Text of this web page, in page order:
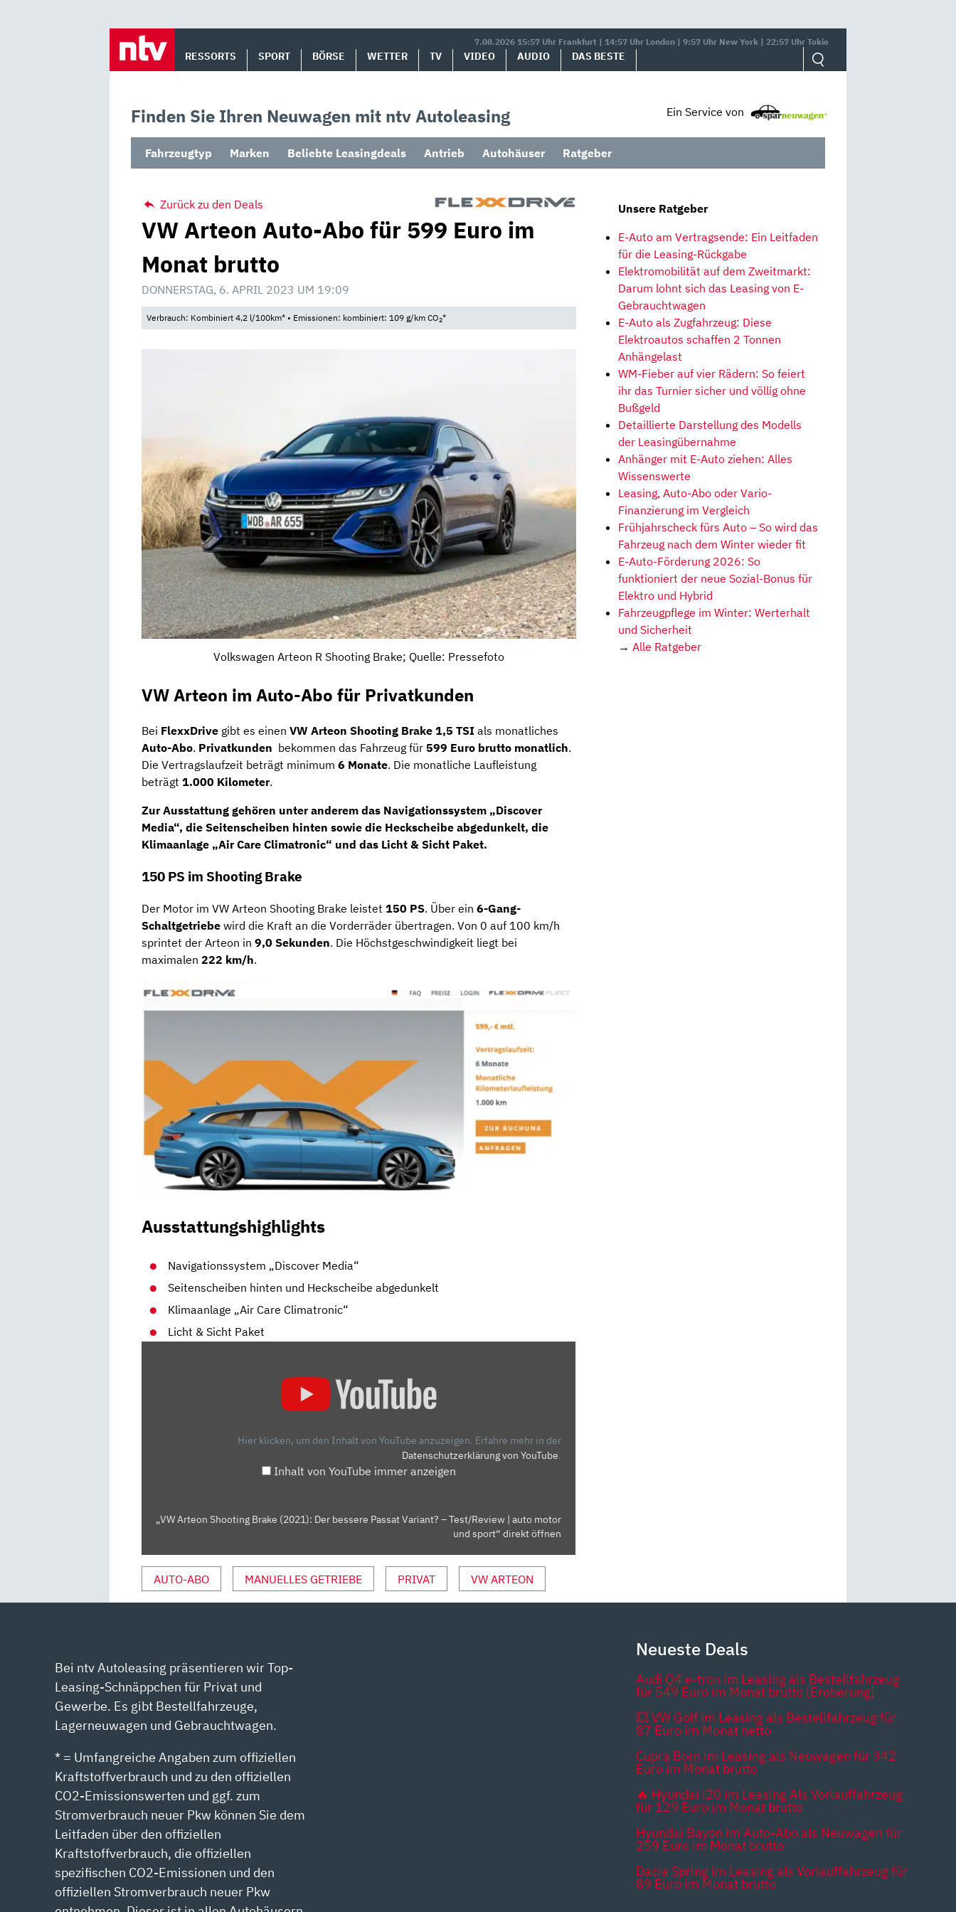
7.08.2026 15:57 Uhr Frankfurt | 14:57 Uhr London | 9:57 Uhr New York | 22:57 Uhr Tokio
RESSORTS SPORT BÖRSE WETTER TV VIDEO AUDIO DAS BESTE
Finden Sie Ihren Neuwagen mit ntv Autoleasing Ein Service von
Fahrzeugtyp Marken Beliebte Leasingdeals Antrieb Autohäuser Ratgeber
Zurück zu den Deals
VW Arteon Auto-Abo für 599 Euro im
Monat brutto
DONNERSTAG, 6. APRIL 2023 UM 19:09
Verbrauch: Kombiniert 4,2 l/100km* • Emissionen: kombiniert: 109 g/km CO2*
Volkswagen Arteon R Shooting Brake; Quelle: Pressefoto
VW Arteon im Auto-Abo für Privatkunden
Bei FlexxDrive gibt es einen VW Arteon Shooting Brake 1,5 TSI als monatliches
Auto-Abo. Privatkunden bekommen das Fahrzeug für 599 Euro brutto monatlich.
Die Vertragslaufzeit beträgt minimum 6 Monate. Die monatliche Laufleistung
beträgt 1.000 Kilometer.
ZurAusstattung gehören unter anderem das Navigationssystem „Discover
Media“, die Seitenscheiben hinten sowie die Heckscheibe abgedunkelt, die
Klimaanlage „Air Care Climatronic“ und das Licht & Sicht Paket.
150 PS im Shooting Brake
Der Motor im VW Arteon Shooting Brake leistet 150 PS. Über ein 6-Gang-
Schaltgetriebe wird die Kraft an die Vorderräder übertragen. Von 0 auf 100 km/h
sprintet der Arteon in 9,0 Sekunden. Die Höchstgeschwindigkeit liegt bei
maximalen 222 km/h.
Ausstattungshighlights
Navigationssystem „Discover Media“
Seitenscheiben hinten und Heckscheibe abgedunkelt
Klimaanlage „Air Care Climatronic“
Licht & Sicht Paket
TEST/REVIEW
AUTO
MOTOR
UND
SPORT“
Hier klicken, um den Inhalt von YouTube anzuzeigen. Erfahre mehr in der
Datenschutzerklärung von YouTube.
Inhalt von YouTube immer anzeigen
„VW Arteon Shooting Brake (2021): Der bessere Passat Variant? – Test/Review | auto motor
und sport“ direkt öffnen
AUTO-ABO MANUELLES GETRIEBE PRIVAT VW ARTEON
Unsere Ratgeber
E-Auto am Vertragsende: Ein Leitfaden
für die Leasing-Rückgabe
Elektromobilität auf dem Zweitmarkt:
Darum lohnt sich das Leasing von E-
Gebrauchtwagen
E-Auto als Zugfahrzeug: Diese
Elektroautos schaffen 2 Tonnen
Anhängelast
WM-Fieber auf vier Rädern: So feiert
ihr das Turnier sicher und völlig ohne
Bußgeld
Detaillierte Darstellung des Modells
der Leasingübernahme
Anhänger mit E-Auto ziehen: Alles
Wissenswerte
Leasing, Auto-Abo oder Vario-
Finanzierung im Vergleich
Frühjahrscheck fürs Auto – So wird das
Fahrzeug nach dem Winter wieder fit
E-Auto-Förderung 2026: So
funktioniert der neue Sozial-Bonus für
Elektro und Hybrid
Fahrzeugpflege im Winter: Werterhalt
und Sicherheit
→ Alle Ratgeber
Bei ntv Autoleasing präsentieren wir Top-
Leasing-Schnäppchen für Privat und
Gewerbe. Es gibt Bestellfahrzeuge,
Lagerneuwagen und Gebrauchtwagen.
* = Umfangreiche Angaben zum offiziellen
Kraftstoffverbrauch und zu den offiziellen
CO2-Emissionswerten und ggf. zum
Stromverbrauch neuer Pkw können Sie dem
Leitfaden über den offiziellen
Kraftstoffverbrauch, die offiziellen
spezifischen CO2-Emissionen und den
offiziellen Stromverbrauch neuer Pkw
Neueste Deals
Audi Q4 e-tron im Leasing als Bestellfahrzeug
für 549 Euro im Monat brutto [Eroberung]
💥 VW Golf im Leasing als Bestellfahrzeug für
87 Euro im Monat netto
Cupra Born im Leasing als Neuwagen für 342
Euro im Monat brutto
🔥 Hyundai i20 im Leasing Als Vorlauffahrzeug
für 129 Euro im Monat brutto
Hyundai Bayon im Auto-Abo als Neuwagen für
259 Euro im Monat brutto
Dacia Spring im Leasing als Vorlauffahrzeug für
89 Euro im Monat brutto